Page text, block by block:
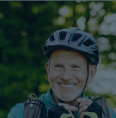
ja Turkuun.
myös etäpuheterapiaan.
250€
lisää:
Ojala
ojala@coronaria.fi